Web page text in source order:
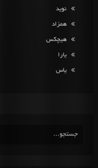
نوید
همزاد
هیچکس
یارا
یاس